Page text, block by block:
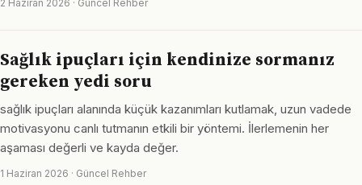
2 Haziran 2026 · Güncel Rehber
Sağlık ipuçları için kendinize sormanız
gereken yedi soru
sağlık ipuçları alanında küçük kazanımları kutlamak, uzun vadede
motivasyonu canlı tutmanın etkili bir yöntemi. İlerlemenin her
aşaması değerli ve kayda değer.
1 Haziran 2026 · Güncel Rehber